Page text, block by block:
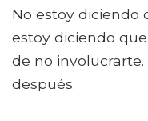
No estoy diciendo
estoy diciendo
de no
después.